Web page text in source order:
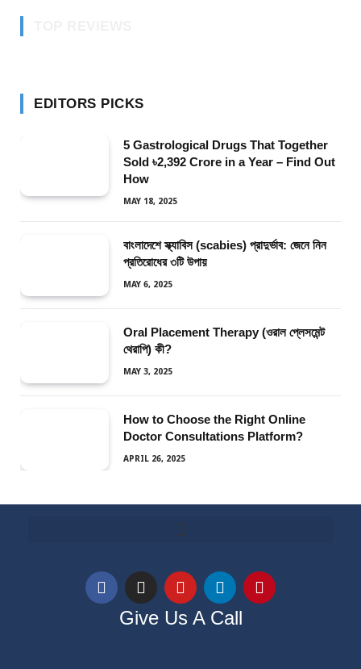
EDITORS PICKS
5 Gastrological Drugs That Together
Sold ৳2,392 Crore in a Year – Find Out
How
MAY 18, 2025
বাংলাদেশে স্ক্যাবিস (scabies) প্রাদুর্ভাব: জেনে নিন
প্রতিরোধের ৩টি উপায়
MAY 6, 2025
Oral Placement Therapy (ওরাল প্লেসমেন্ট
থেরাপি) কী?
MAY 3, 2025
How to Choose the Right Online
Doctor Consultations Platform?
APRIL 26, 2025
Give Us A Call